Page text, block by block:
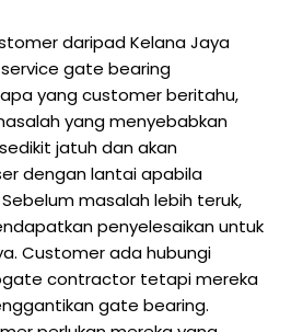
daripad Kelana Jaya
gate bearing
yang customer beritahu,
yang menyebabkan
jatuh dan akan
dengan lantai apabila
masalah lebih teruk,
penyelesaikan untuk
Customer ada hubungi
contractor tetapi mereka
gate bearing.